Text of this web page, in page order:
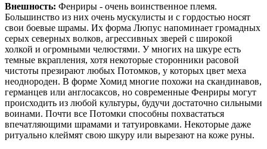
Внешность: Фенриры - очень воинственное племя.
Большинство из них очень мускулисты и с гордостью носят
свои боевые шрамы. Их форма Люпус напоминает громадных
серых северных волков, агрессивных зверей с широкой
холкой и огромными челюстями. У многих на шкуре есть
темные вкрапления, хотя некоторые сторонники расовой
чистоты презирают любых Потомков, у которых цвет меха
неоднороден. В форме Хомид многие похожи на скандинавов,
германцев или англосаксов, но современные Фенриры могут
происходить из любой культуры, будучи достаточно сильными
воинами. Почти все Потомки способны похвастаться
впечатляющими шрамами и татуировками. Некоторые даже
ритуально клеймят свою шкуру или вырезают на коже руны.